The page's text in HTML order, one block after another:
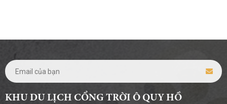
KHU DU LỊCH CỔNG TRỜI Ô QUY HỒ